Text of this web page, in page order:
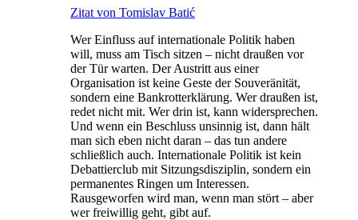
Zitat von Tomislav Batić
Wer Einfluss auf internationale Politik haben
will, muss am Tisch sitzen – nicht draußen vor
der Tür warten. Der Austritt aus einer
Organisation ist keine Geste der Souveränität,
sondern eine Bankrotterklärung. Wer draußen ist,
redet nicht mit. Wer drin ist, kann widersprechen.
Und wenn ein Beschluss unsinnig ist, dann hält
man sich eben nicht daran – das tun andere
schließlich auch. Internationale Politik ist kein
Debattierclub mit Sitzungsdisziplin, sondern ein
permanentes Ringen um Interessen.
Rausgeworfen wird man, wenn man stört – aber
wer freiwillig geht, gibt auf.